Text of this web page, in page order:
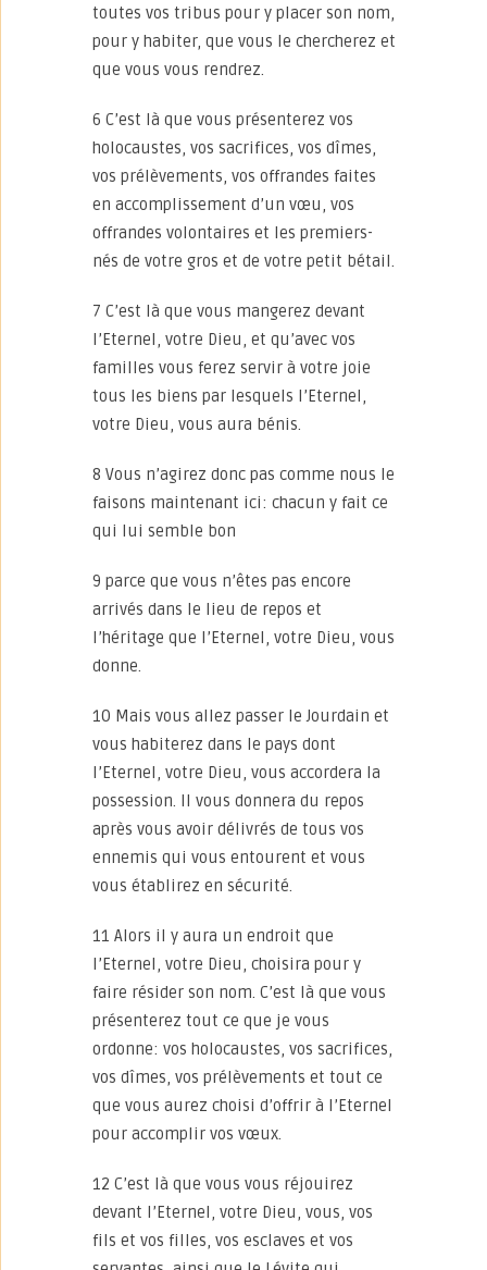
toutes vos tribus pour y placer son nom,
pour y habiter, que vous le chercherez et
que vous vous rendrez.
6 C’est là que vous présenterez vos
holocaustes, vos sacrifices, vos dîmes,
vos prélèvements, vos offrandes faites
en accomplissement d’un vœu, vos
offrandes volontaires et les premiers-
nés de votre gros et de votre petit bétail.
7 C’est là que vous mangerez devant
l’Eternel, votre Dieu, et qu’avec vos
familles vous ferez servir à votre joie
tous les biens par lesquels l’Eternel,
votre Dieu, vous aura bénis.
8 Vous n’agirez donc pas comme nous le
faisons maintenant ici: chacun y fait ce
qui lui semble bon
9 parce que vous n’êtes pas encore
arrivés dans le lieu de repos et
l’héritage que l’Eternel, votre Dieu, vous
donne.
10 Mais vous allez passer le Jourdain et
vous habiterez dans le pays dont
l’Eternel, votre Dieu, vous accordera la
possession. Il vous donnera du repos
après vous avoir délivrés de tous vos
ennemis qui vous entourent et vous
vous établirez en sécurité.
11 Alors il y aura un endroit que
l’Eternel, votre Dieu, choisira pour y
faire résider son nom. C’est là que vous
présenterez tout ce que je vous
ordonne: vos holocaustes, vos sacrifices,
vos dîmes, vos prélèvements et tout ce
que vous aurez choisi d’offrir à l’Eternel
pour accomplir vos vœux.
12 C’est là que vous vous réjouirez
devant l’Eternel, votre Dieu, vous, vos
fils et vos filles, vos esclaves et vos